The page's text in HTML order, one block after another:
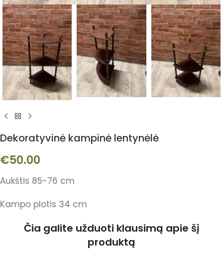
Dekoratyvinė kampinė lentynėlė
€50.00
Aukštis 85-76 cm
Kampo plotis 34 cm
Čia galite užduoti klausimą apie šį
produktą